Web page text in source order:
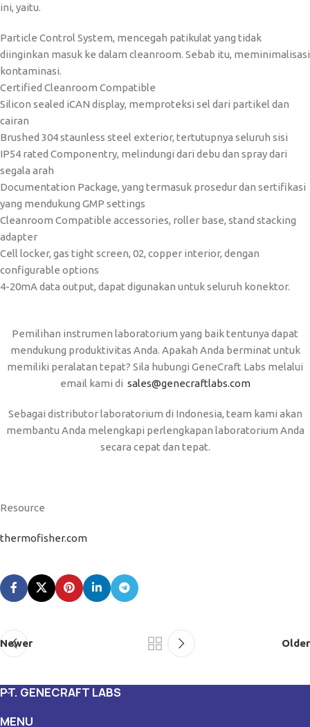
ini, yaitu.
Particle Control System, mencegah patikulat yang tidak
diinginkan masuk ke dalam cleanroom. Sebab itu, meminimalisasi
kontaminasi.
Certified Cleanroom Compatible
Silicon sealed iCAN display, memproteksi sel dari partikel dan
cairan
Brushed 304 staunless steel exterior, tertutupnya seluruh sisi
IP54 rated Componentry, melindungi dari debu dan spray dari
segala arah
Documentation Package, yang termasuk prosedur dan sertifikasi
yang mendukung GMP settings
Cleanroom Compatible accessories, roller base, stand stacking
adapter
Cell locker, gas tight screen, 02, copper interior, dengan
configurable options
4-20mA data output, dapat digunakan untuk seluruh konektor.
Pemilihan instrumen laboratorium yang baik tentunya dapat
mendukung produktivitas Anda. Apakah Anda berminat untuk
memiliki peralatan tepat? Sila hubungi GeneCraft Labs melalui
email kami di sales@genecraftlabs.com
Sebagai distributor laboratorium di Indonesia, team kami akan
membantu Anda melengkapi perlengkapan laboratorium Anda
secara cepat dan tepat.
Resource
thermofisher.com
Newer Older
PT. GENECRAFT LABS
MENU